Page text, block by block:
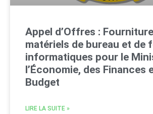
Appel d’Offres :
matériels de bureau et de
informatiques pour le
l’Économie, des Finances
Budget
LIRE LA SUITE »